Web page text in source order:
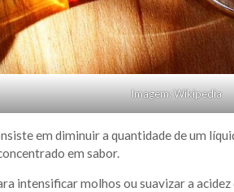
Imagem: Wikipedia
em diminuir a quantidade de um
em sabor.
intensificar molhos ou suavizar a acidez